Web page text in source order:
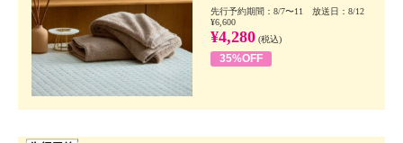
先行予約期間：8/7〜11 放送日：8/12
¥6,600
¥4,280 (税込)
35%OFF